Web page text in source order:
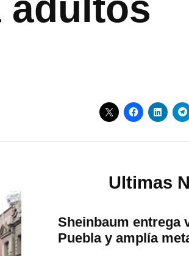
Ultimas
Sheinbaum entrega
Puebla y amplía